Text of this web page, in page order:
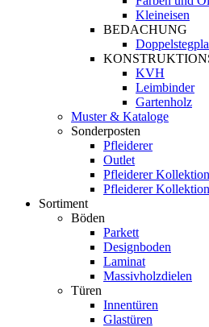
Kleineisen
BEDACHUNG
KVH
Leimbinder
Gartenholz
Muster & Kataloge
Sonderposten
Pfleiderer
Outlet
Pfleiderer
Pfleiderer
Sortiment
Böden
Parkett
Designboden
Laminat
Massivholzdielen
Türen
Innentüren
Glastüren